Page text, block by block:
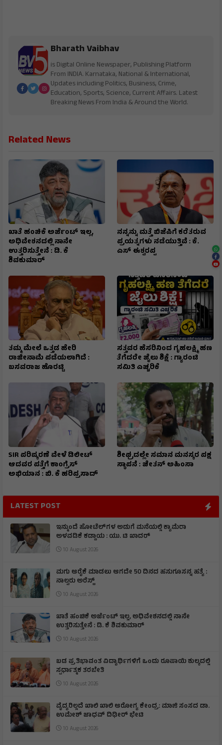
Bharath Vaibhav
is Digital Online Newspaper, Publishing Platform
From INDIA. Karnataka, National & International,
Updates including Politics, Business, Crime,
Education, Sports, Science, Current Affairs. Latest
Breaking News From India & Around the World.
Related News
ಖಾತೆ ಹಂಚಿಕೆ ಅರ್ಜೆಂಟ್ ಇಲ್ಲ,
ಅಧಿವೇಶನದಲ್ಲಿ ನಾನೇ
ಉತ್ತರಿಸುತ್ತೇನೆ : ಡಿ. ಕೆ
ಶಿವಕುಮಾರ್
ನನ್ನನ್ನು ಮತ್ತೆ ಬಿಜೆಪಿಗೆ ಕರೆತರುವ
ಪ್ರಯತ್ನಗಳು ನಡೆಯುತ್ತಿವೆ : ಕೆ.
ಎಸ್ ಈಶ್ವರಪ್ಪ
ತಮ್ಮ ಮೇಲೆ ಒತ್ತಡ ಹೇರಿ
ರಾಜೀನಾಮೆ ಪಡೆಯಲಾಗಿದೆ :
ಬಸವರಾಜ ಹೊರಟ್ಟಿ
ಸತ್ತವರ ಹೆಸರಿನಿಂದ ಗೃಹಲಕ್ಷ್ಮಿ ಹಣ
ತೆಗೆದರೇ ಜೈಲು ಶಿಕ್ಷೆ : ಗ್ಯಾರಂಟಿ
ಸಮಿತಿ ಎಚ್ಚರಿಕೆ
SIR ಪರಿಷ್ಕರಣೆ ವೇಳೆ ಡಿಲೀಟ್
ಆದವರ ಪತ್ತೆಗೆ ಕಾಂಗ್ರೆಸ್
ಅಭಿಯಾನ : ಬಿ. ಕೆ ಹರಿಪ್ರಸಾದ್
ಶೀಘ್ರದಲ್ಲೇ ಸಮಾನ ಮನಸ್ಕರ ಪಕ್ಷ
ಸ್ಥಾಪನೆ : ಚೇತನ್ ಅಹಿಂಸಾ
LATEST POST
ಇನ್ಮುಂದೆ ಹೋಟೆಲ್‌ಗಳ ಅಡುಗೆ ಮನೆಯಲ್ಲಿ ಕ್ಯಾಮೆರಾ
ಅಳವಡಿಕೆ ಕಡ್ಡಾಯ : ಯು. ಟಿ ಖಾದರ್
10 August 2026
ಮಗು ಆರೈಕೆ ಮಾಡಲು ಆಗದೇ 50 ದಿನದ ಹಸುಗೂಸನ್ನ ಹತ್ಯೆ :
ನಾಲ್ವರು ಅರೆಸ್ಟ್
10 August 2026
ಖಾತೆ ಹಂಚಿಕೆ ಅರ್ಜೆಂಟ್ ಇಲ್ಲ, ಅಧಿವೇಶನದಲ್ಲಿ ನಾನೇ
ಉತ್ತರಿಸುತ್ತೇನೆ : ಡಿ. ಕೆ ಶಿವಕುಮಾರ್
10 August 2026
ಬಡ ಪ್ರತಿಭಾವಂತ ವಿದ್ಯಾರ್ಥಿಗಳಿಗೆ ಒಂದು ರೂಪಾಯಿ ಶುಲ್ಕದಲ್ಲಿ
ಸ್ಪರ್ಧಾತ್ಮಕ ತರಬೇತಿ
10 August 2026
ವೈದ್ಯರಿಲ್ಲದೆ ಖಾಲಿ ಖಾಲಿ ಆರೋಗ್ಯ ಕೇಂದ್ರ: ಮಾಜಿ ಸಂಸದ ಡಾ.
ಉಮೇಶ್ ಜಾಧವ್ ದಿಢೀರ್ ಭೇಟಿ
10 August 2026